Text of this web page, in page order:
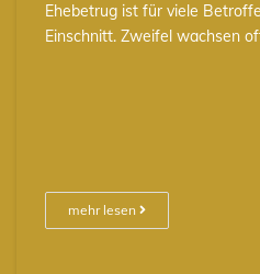
Ehebetrug ist für viele
Einschnitt. Zweifel wachsen
mehr lesen